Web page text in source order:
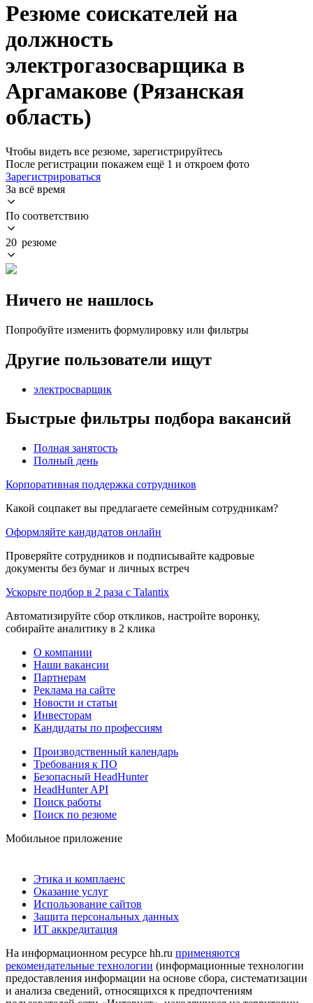
Резюме соискателей на
должность
электрогазосварщика в
Аргамакове (Рязанская
область)
Чтобы видеть все резюме, зарегистрируйтесь
После регистрации покажем ещё 1 и откроем фото
Зарегистрироваться
За всё время
По соответствию
20 резюме
Ничего не нашлось
Попробуйте изменить формулировку или фильтры
Другие пользователи ищут
электросварщик
Быстрые фильтры подбора вакансий
Полная занятость
Полный день
Корпоративная поддержка сотрудников
Какой соцпакет вы предлагаете семейным сотрудникам?
Оформляйте кандидатов онлайн
Проверяйте сотрудников и подписывайте кадровые
документы без бумаг и личных встреч
Ускорьте подбор в 2 раза с Talantix
Автоматизируйте сбор откликов, настройте воронку,
собирайте аналитику в 2 клика
О компании
Наши вакансии
Партнерам
Реклама на сайте
Новости и статьи
Инвесторам
Кандидаты по профессиям
Производственный календарь
Требования к ПО
Безопасный HeadHunter
HeadHunter API
Поиск работы
Поиск по резюме
Мобильное приложение
Этика и комплаенс
Оказание услуг
Использование сайтов
Защита персональных данных
ИТ аккредитация
На информационном ресурсе hh.ru применяются
рекомендательные технологии (информационные технологии
предоставления информации на основе сбора, систематизации
и анализа сведений, относящихся к предпочтениям